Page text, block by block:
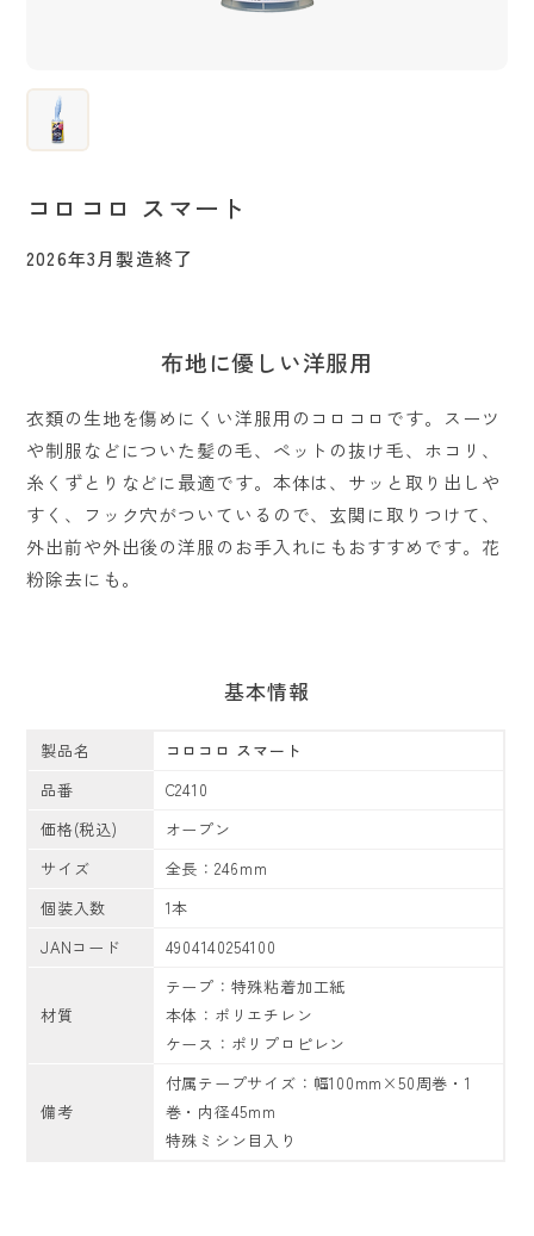
コロコロヒストリー
畳用
ファブリック用
シリーズから選ぶ
フロアクリン
ハイグレード
一人暮らしのお家で
外出先で
花粉対策で
コロコロQ&A
コロコロができるまで
コロコロ スマート
2026年3月製造終了
布地に優しい洋服用
衣類の生地を傷めにくい洋服用のコロコロです。スーツ
や制服などについた髪の毛、ペットの抜け毛、ホコリ、
糸くずとりなどに最適です。本体は、サッと取り出しや
すく、フック穴がついているので、玄関に取りつけて、
外出前や外出後の洋服のお手入れにもおすすめです。花
粉除去にも。
基本情報
製品名
品番
価格(税込)
サイズ
個装入数
JANコード
材質
備考
コロコロ スマート
C2410
オープン
全長：246mm
1本
4904140254100
テープ：特殊粘着加工紙
本体：ポリエチレン
ケース：ポリプロピレン
付属テープサイズ：幅100mm×50周巻・1
巻・内径45mm
特殊ミシン目入り